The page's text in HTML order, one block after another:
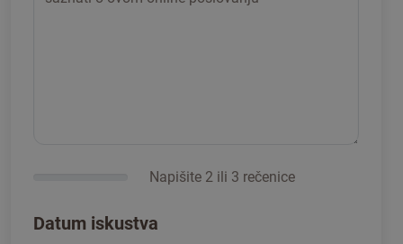
Napišite 2 ili 3 rečenice
Datum iskustva